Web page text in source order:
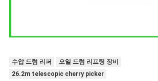
수압 드럼 리퍼
오일 드럼 리프팅 장비
26.2m telescopic cherry picker